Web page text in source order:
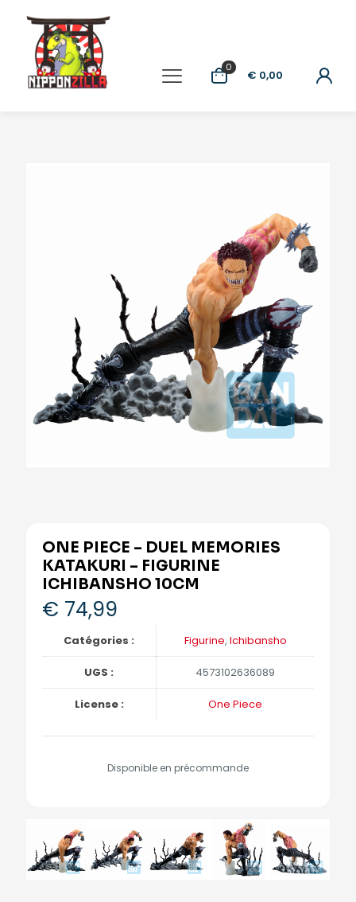
0
€ 0,00
ONE PIECE – DUEL MEMORIES
KATAKURI – FIGURINE
ICHIBANSHO 10CM
€ 74,99
Catégories : Figurine, Ichibansho
UGS : 4573102636089
License : One Piece
Disponible en précommande